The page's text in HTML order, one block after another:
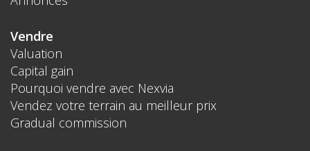
Vendre
Valuation
Capital gain
Pourquoi vendre avec Nexvia
Vendez votre terrain au meilleur prix
Gradual commission